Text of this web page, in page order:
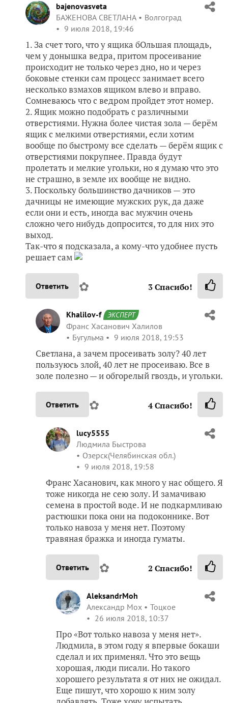
bajenovasveta
БАЖЕНОВА СВЕТЛАНА
Волгоград
9 июля 2018, 19:46
1. За счет того, что у ящика бОльшая площадь,
чем у донышка ведра, притом просеивание
происходит не только через дно, но и через
боковые стенки сам процесс занимает всего
несколько взмахов ящиком влево и вправо.
Сомневаюсь что с ведром пройдет этот номер.
2. Ящик можно подобрать с различными
отверстиями. Нужна более чистая зола — берём
ящик с мелкими отверстиями, если хотим
вообще по быстрому все сделать — берём ящик с
отверстиями покрупнее. Правда будут
пролетать и мелкие угольки, но я думаю что это
не страшно, в земле их вообще не видно.
3. Поскольку большинство дачников — это
дачницы не имеющие мужских рук, да даже
если они и есть, иногда вас мужчин очень
сложно чего нибудь допросится, то для них это
выход.
Так-что я подсказала, а кому-что удобнее пусть
решает сам
Ответить ✿ 3Спасибо!
Khalilov-f ЭКСПЕРТ
Франс Хасанович Халилов
Бугульма
9 июля 2018, 19:53
Светлана, а зачем просеивать золу? 40 лет
пользуюсь злой, 40 лет не просеиваю. Все в
золе полезно — и обгорелый гвоздь, и угольки.
Ответить ✿ 4Спасибо!
lucy5555
Людмила Быстрова
Озерск(Челябинская обл.)
9 июля 2018, 19:58
Франс Хасанович, как много у нас общего. Я
тоже никогда не сею золу. И замачиваю
семена в простой воде. И не подкармливаю
растюшки пока они на подоконнике. Вот
только навоза у меня нет. Поэтому
травяная бражка и иногда гуматы.
Ответить ✿ 2 Спасибо!
AleksandrMoh
Александр Мох
Тоцкое
26 июля 2018, 10:37
Про «Вот только навоза у меня нет».
Людмила, в этом году я впервые бокаши
сделал и их применял. Что это вещь
хорошая, люди писали. Но такого
хорошего результата я от них не ожидал.
Еще пишут, что хорошо к ним золу